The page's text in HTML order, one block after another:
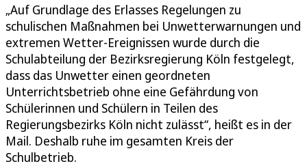
„Auf Grundlage des Erlasses Regelungen zu
schulischen Maßnahmen bei Unwetterwarnungen und
extremen Wetter-Ereignissen wurde durch die
Schulabteilung der Bezirksregierung Köln festgelegt,
dass das Unwetter einen geordneten
Unterrichtsbetrieb ohne eine Gefährdung von
Schülerinnen und Schülern in Teilen des
Regierungsbezirks Köln nicht zulässt“, heißt es in der
Mail. Deshalb ruhe im gesamten Kreis der
Schulbetrieb.